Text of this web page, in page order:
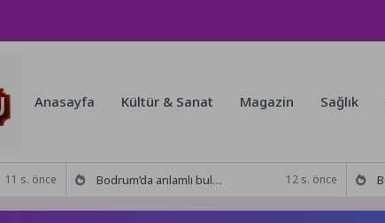
Anasayfa Kültür & Sanat Magazin Sağlık
11 s. önce Bodrum’da anlamlı buluşma! Özgür Aras’ın çok konuşulan kitabı yeni baskısını Titanic Luxury Collection Bodrum’da kutladı 12 s. önce